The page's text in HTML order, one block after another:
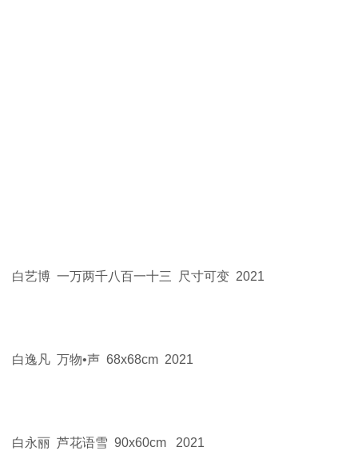
白艺博 一万两千八百一十三 尺寸可变 2021
白逸凡 万物•声 68x68cm 2021
白永丽 芦花语雪 90x60cm 2021